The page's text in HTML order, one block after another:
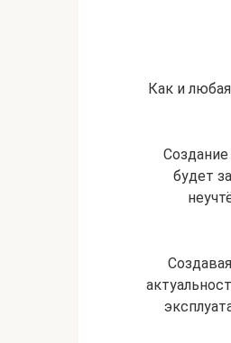
Как и
будет